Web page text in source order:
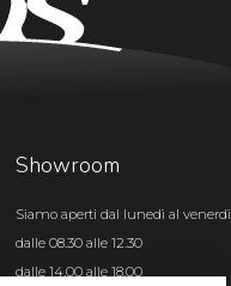
Showroom
Siamo aperti dal lunedì al venerdì
dalle 08.30 alle 12.30
dalle 14.00 alle 18.00